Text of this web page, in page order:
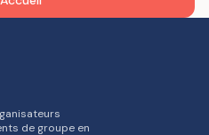
de groupe en